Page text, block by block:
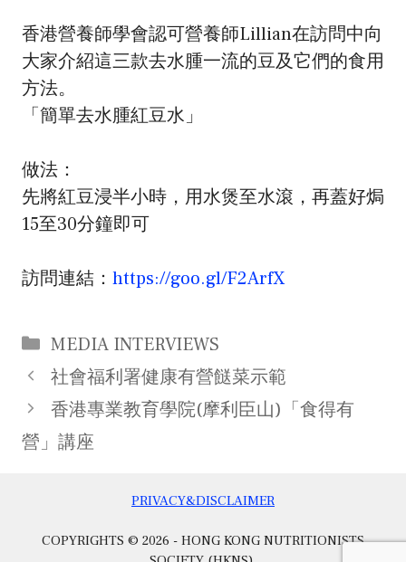
香港營養師學會認可營養師Lillian在訪問中向
大家介紹這三款去水腫一流的豆及它們的食用
方法。
「簡單去水腫紅豆水」
做法：
先將紅豆浸半小時，用水煲至水滾，再蓋好焗
15至30分鐘即可
訪問連結： https://goo.gl/F2ArfX
Categories
MEDIA INTERVIEWS
Post
navigation
社會福利署健康有營餸菜示範
香港專業教育學院(摩利臣山)「食得有
營」講座
PRIVACY&DISCLAIMER
COPYRIGHTS © 2026 - HONG KONG NUTRITIONISTS